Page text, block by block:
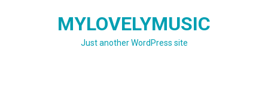
MYLOVELYMUSIC
Just another WordPress site